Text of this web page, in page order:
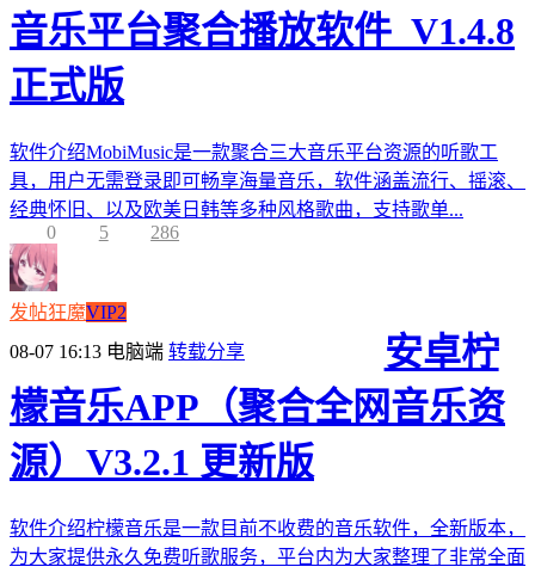
音乐平台聚合播放软件_V1.4.8
正式版
软件介绍MobiMusic是一款聚合三大音乐平台资源的听歌工
具，用户无需登录即可畅享海量音乐，软件涵盖流行、摇滚、
经典怀旧、以及欧美日韩等多种风格歌曲，支持歌单...
0
5 286
发帖狂魔VIP2
08-07 16:13 电脑端 转载分享
安卓柠
檬音乐APP（聚合全网音乐资
源）V3.2.1 更新版
软件介绍柠檬音乐是一款目前不收费的音乐软件，全新版本，
为大家提供永久免费听歌服务，平台内为大家整理了非常全面